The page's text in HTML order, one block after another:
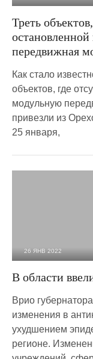
Треть
остановленной
передвижная
Как стало
объектов, где
модульную
привезли из
25 января,
26 ЯНВ 2022
В области
Врио
изменения в
ухудшением
регионе.